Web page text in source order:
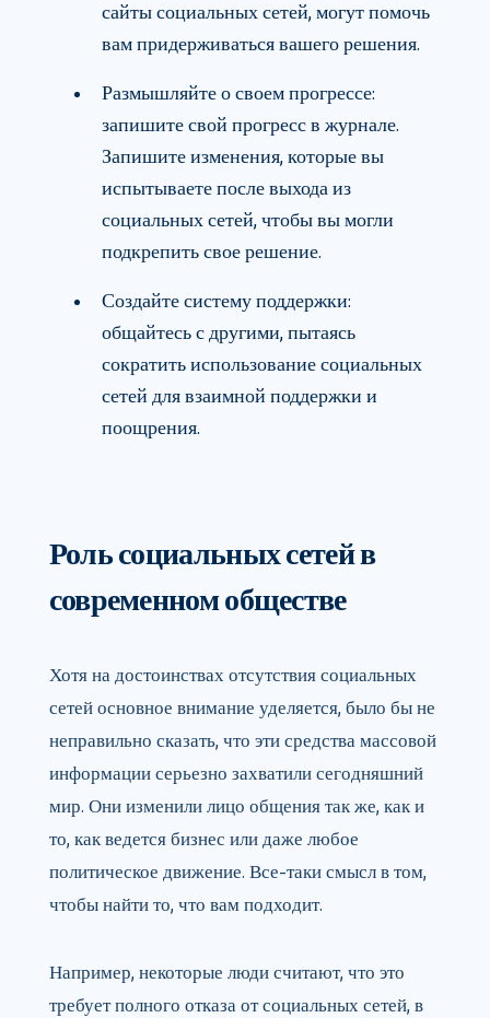
сайты социальных сетей, могут помочь
вам придерживаться вашего решения.
Размышляйте о своем прогрессе:
запишите свой прогресс в журнале.
Запишите изменения, которые вы
испытываете после выхода из
социальных сетей, чтобы вы могли
подкрепить свое решение.
Создайте систему поддержки:
общайтесь с другими, пытаясь
сократить использование социальных
сетей для взаимной поддержки и
поощрения.
Роль социальных сетей в
современном обществе
Хотя на достоинствах отсутствия социальных
сетей основное внимание уделяется, было бы не
неправильно сказать, что эти средства массовой
информации серьезно захватили сегодняшний
мир. Они изменили лицо общения так же, как и
то, как ведется бизнес или даже любое
политическое движение. Все-таки смысл в том,
чтобы найти то, что вам подходит.
Например, некоторые люди считают, что это
требует полного отказа от социальных сетей, в